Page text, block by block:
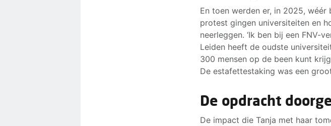
En toen werden er, in 2025,
protest gingen universiteiten en
neerleggen. ‘Ik ben bij een FNV-
Leiden heeft de oudste
300 mensen op de been kunt
De estafettestaking was een
De opdracht
De impact die Tanja met haar